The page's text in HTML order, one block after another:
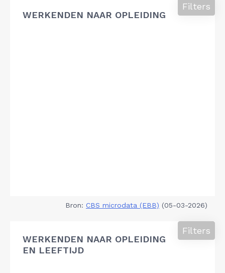
WERKENDEN NAAR OPLEIDING
Filters
Bron: CBS microdata (EBB) (05-03-2026)
WERKENDEN NAAR OPLEIDING
EN LEEFTIJD
Filters